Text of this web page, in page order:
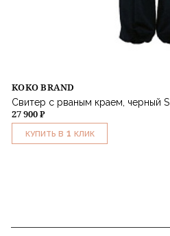
KOKO BRAND
Свитер с рваным краем, черный S
27 900 ₽
КУПИТЬ В 1 КЛИК